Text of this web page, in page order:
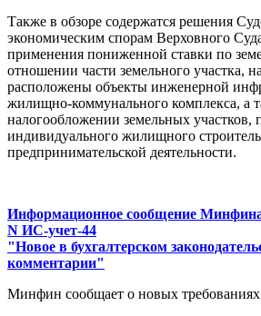
Также в обзоре содержатся решения
экономическим спорам Верховного
применения пониженной ставки по
отношении части земельного участка,
расположены объекты инженерной
жилищно-коммунального комплекса, а
налогообложении земельных участков,
индивидуального жилищного
предпринимательской деятельности.
Информационное сообщение Минфина
N ИС-учет-44
"Новое в бухгалтерском
комментарии"
Минфин сообщает о новых